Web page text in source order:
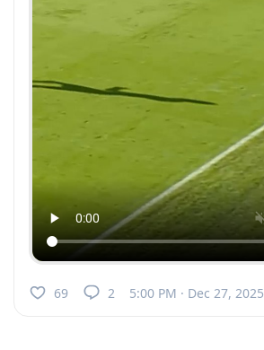
69 2 5:00 PM · Dec 27, 2025